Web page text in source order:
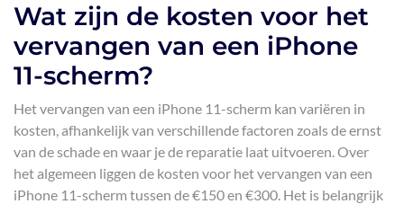
Wat zijn de kosten voor het
vervangen van een iPhone
11-scherm?
Het vervangen van een iPhone 11-scherm kan variëren in
kosten, afhankelijk van verschillende factoren zoals de ernst
van de schade en waar je de reparatie laat uitvoeren. Over
het algemeen liggen de kosten voor het vervangen van een
iPhone 11-scherm tussen de €150 en €300. Het is belangrijk